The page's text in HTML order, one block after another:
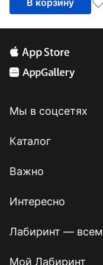
Палестина
Мы в соцсетях
Каталог
Важно
Интересно
Лабиринт — всем
Мой Лабиринт